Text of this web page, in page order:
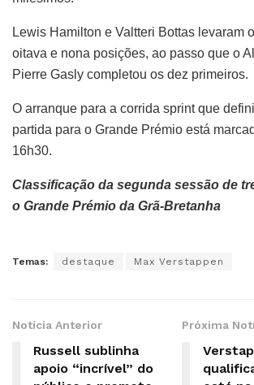
Lewis Hamilton e Valtteri Bottas levaram
oitava e nona posições, ao passo que o
Pierre Gasly completou os dez primeiros.
O arranque para a corrida sprint que
partida para o Grande Prémio está
16h30.
Classificação da segunda sessão de
o Grande Prémio da Grã-Bretanha
Temas: destaque Max Verstappen
Notícia Anterior
Russell sublinha
apoio “incrível” do
Próxima